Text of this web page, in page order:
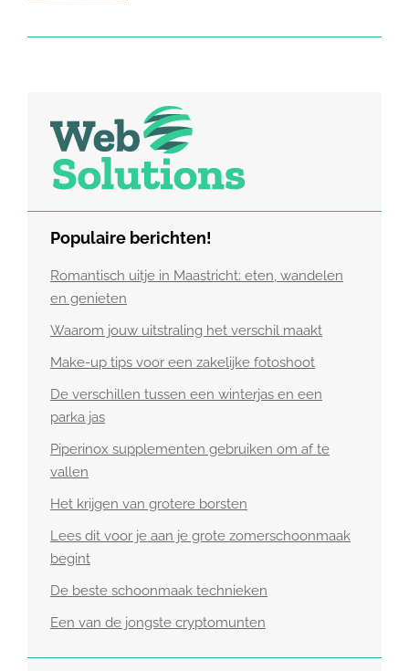
Populaire berichten!
Romantisch uitje in Maastricht: eten, wandelen
en genieten
Waarom jouw uitstraling het verschil maakt
Make-up tips voor een zakelijke fotoshoot
De verschillen tussen een winterjas en een
parka jas
Piperinox supplementen gebruiken om af te
vallen
Het krijgen van grotere borsten
Lees dit voor je aan je grote zomerschoonmaak
begint
De beste schoonmaak technieken
Een van de jongste cryptomunten